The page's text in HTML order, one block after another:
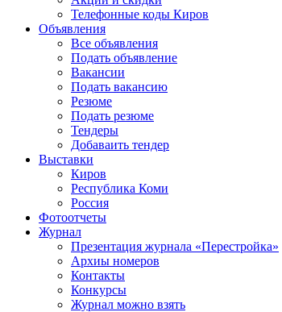
Телефонные коды Киров
Объявления
Все объявления
Подать объявление
Вакансии
Подать вакансию
Резюме
Подать резюме
Тендеры
Добаваить тендер
Выставки
Киров
Республика Коми
Россия
Фотоотчеты
Журнал
Презентация журнала «Перестройка»
Архиы номеров
Контакты
Конкурсы
Журнал можно взять